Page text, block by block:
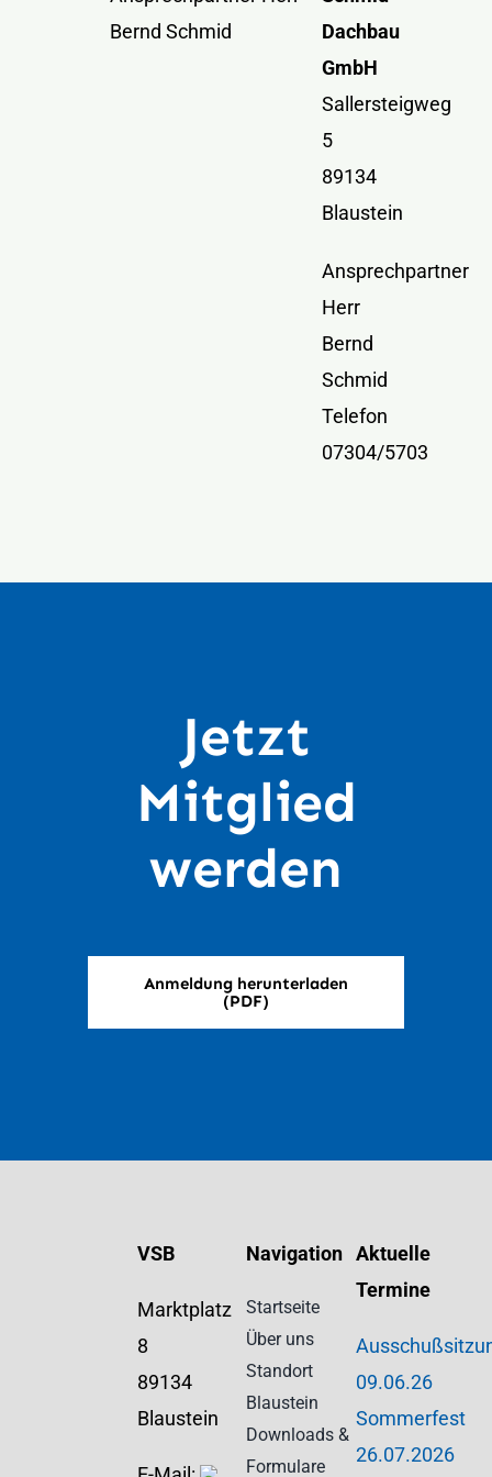
Kontakt
Bernd Schmid
Dachbau
GmbH
Sallersteigweg
5
89134
Blaustein
Ansprechpartner
Herr
Bernd
Schmid
Telefon
07304/5703
Jetzt
Mitglied
werden
Anmeldung herunterladen
(PDF)
VSB
Marktplatz
8
89134
Blaustein
Navigation
Startseite
Über uns
Standort
Blaustein
Downloads &
Formulare
Aktuelle
Termine
09.06.26
Sommerfest
26.07.2026